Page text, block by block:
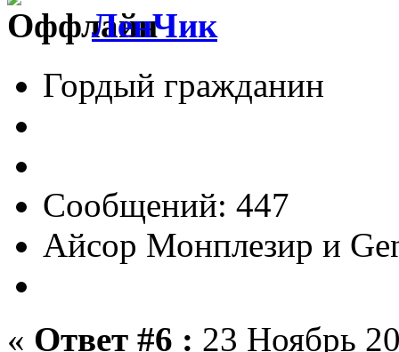
ЛенЧик
Гордый гражданин
Сообщений: 447
Айсор Монплезир и
« Ответ #6 : 23 Ноябрь